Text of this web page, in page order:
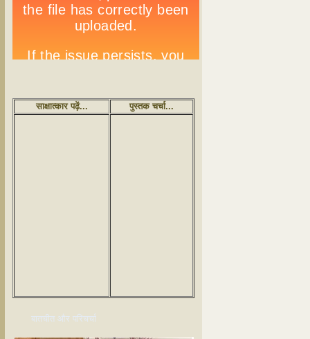
साक्षात्कार पढ़ें... पुस्तक चर्चा...
बातचीत और परिचर्चा